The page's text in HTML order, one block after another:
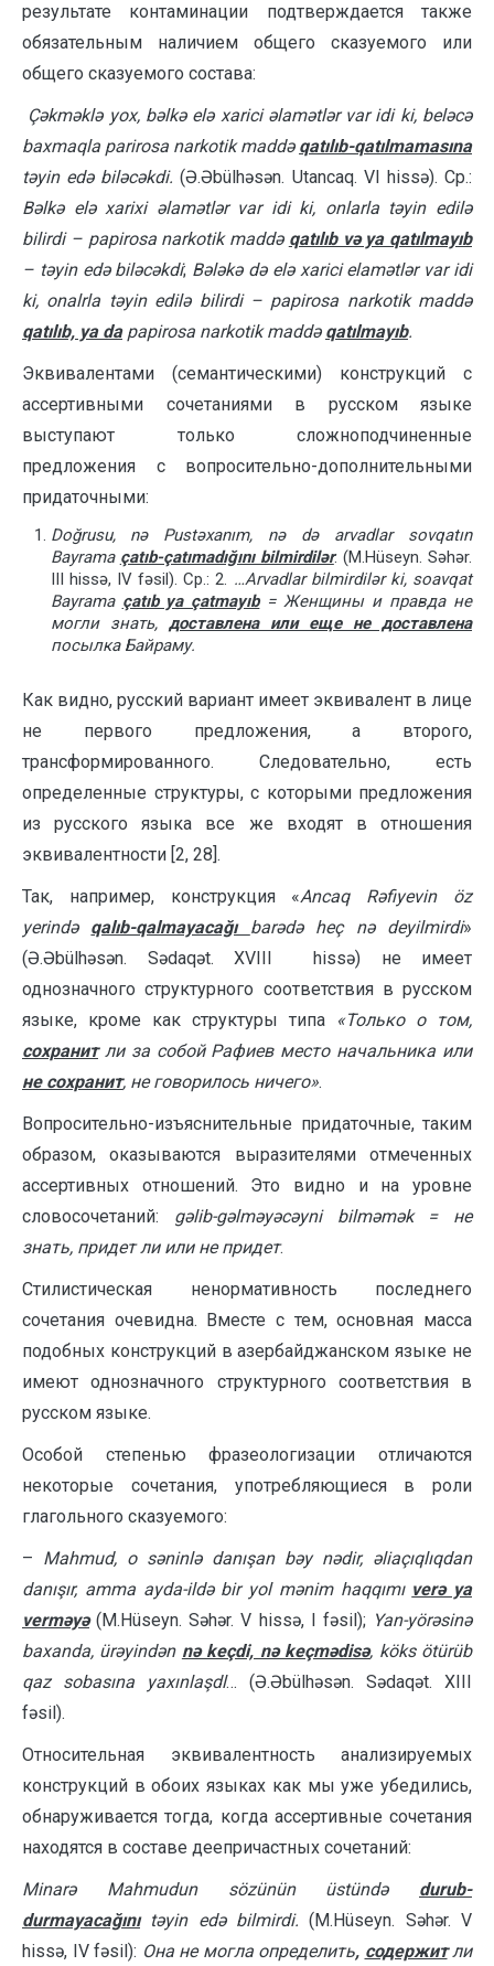
результате конта­ми­нации подтверждается также
обязательным наличием общего сказуемого или
общего сказуемого состава:
Çəkməklə yox, bəlkə elə xarici əlamətlər var idi ki, beləcə
baxmaqla parirosa narkotik maddə qatılıb-qatılmamasına
təyin edə biləcəkdi. (Ə.Əbülhəsən. Utancaq. VI hissə). Ср.:
Bəlkə elə xarixi əlamətlər var idi ki, onlarla təyin edilə
bilirdi – papirosa narkotik maddə qatılıb və ya qatılmayıb
– təyin edə biləcəkdi; Bələkə də elə xarici elamətlər var idi
ki, onalrla təyin edilə bilirdi – papirosa narkotik maddə
qatılıb, ya dapapirosa narkotik maddə qatılmayıb.
Эквивалентами (семантическими) конструкций с
ассертивными сочета­ния­ми в русском языке
выступают только сложноподчиненные
предложения с вопросительно-дополнительными
придаточными:
Doğrusu, nə Pustəxanım, nə də arvadlar sovqatın
Bayrama çatıb-çatımadığını bilmirdilər. (M.Hüseyn. Səhər.
III hissə, IV fəsil). Ср.: 2. …Arvadlar bilmirdilər ki, soavqat
Bayrama çatıb ya çatmayıb =Женщины и правда не
могли знать, доставлена или еще не доставлена
посылка Байраму.
Как видно, русский вариант имеет эквивалент в лице
не первого предложения, а второго,
трансформированного. Следовательно, есть
определенные структуры, с которыми предложения
из русского языка все же входят в отношения
эквивалентности [2, 28].
Так, например, конструкция «Ancaq Rəfiyevin öz
yerində qalıb-qalmayacağı barədə heç nə deyilmirdi»
(Ə.Əbülhəsən. Sədaqət. XVIII hissə) не имеет
однозначного структурного соответствия в русском
языке, кроме как структуры типа
«Только о том,
сохранитли за собой Рафиев место начальника или
не сохранит, не говорилось ничего».
Вопросительно-изъяснительные придаточные, таким
образом, оказываются выразителями отмеченных
ассертивных отношений. Это видно и на уровне
словосочетаний: gəlib-gəlməyəcəyni bilməmək
= не
знать, придет ли или не придет.
Стилистическая ненормативность последнего
сочетания очевидна. Вместе с тем, основная масса
подобных конструкций в азербайджанском языке не
имеют однозначного структурного соответствия в
русском языке.
Особой степенью фразеологизации отличаются
некоторые сочетания, употребляющиеся в роли
глагольного сказуемого:
– Mahmud, o səninlə danışan bəy nədir, əliaçıqlıqdan
danışır, amma ayda-ildə bir yol mənim haqqımı verə ya
verməyə(M.Hüseyn. Səhər. V hissə, I fəsil); Yan-yörəsinə
baxanda, ürəyindən nə keçdi, nə keçmədisə, köks ötürüb
qaz sobasına yaxınlaşdl… (Ə.Əbülhəsən. Sədaqət. XIII
fəsil).
Относительная эквивалентность анализируемых
конструкций в обоих языках как мы уже убедились,
обнаруживается тогда, когда ассертивные сочетания
находятся в составе деепричастных сочетаний:
Minarə Mahmudun sözünün üstündə durub-
durmayacağınıtəyin edə bilmirdi.(M.Hüseyn. Səhər. V
hissə, IV fəsil): Она не могла определить, содержитли